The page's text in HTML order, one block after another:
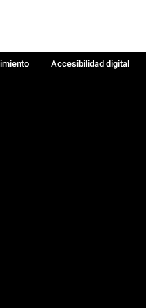
Accesibilidad digital